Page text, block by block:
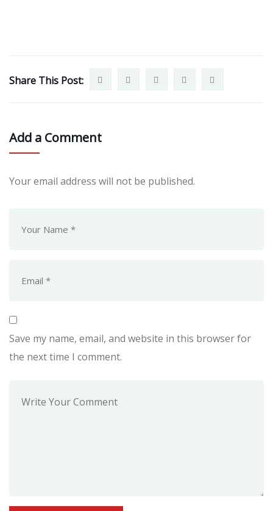
Share This Post:
Add a Comment
Your email address will not be published.
Save my name, email, and website in this browser for
the next time I comment.